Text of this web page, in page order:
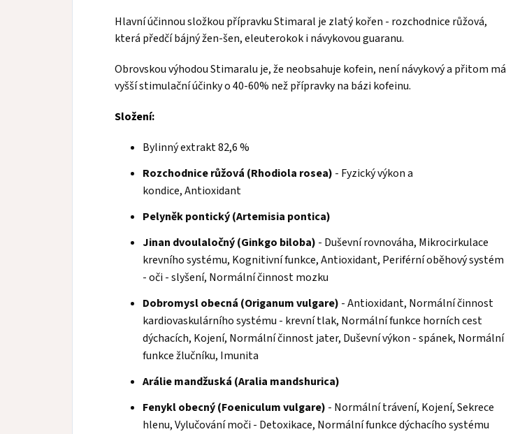
Hlavní účinnou složkou přípravku Stimaral je zlatý kořen - rozchodnice růžová,
která předčí bájný žen-šen, eleuterokok i návykovou guaranu.
Obrovskou výhodou Stimaralu je, že neobsahuje kofein, není návykový a přitom má
vyšší stimulační účinky o 40-60% než přípravky na bázi kofeinu.
Složení:
Bylinný extrakt 82,6 %
Rozchodnice růžová (Rhodiola rosea) - Fyzický výkon a
kondice, Antioxidant
Pelyněk pontický (Artemisia pontica)
Jinan dvoulaločný (Ginkgo biloba) - Duševní rovnováha, Mikrocirkulace
krevního systému, Kognitivní funkce, Antioxidant, Periférní oběhový systém
- oči - slyšení, Normální činnost mozku
Dobromysl obecná (Origanum vulgare) - Antioxidant, Normální činnost
kardiovaskulárního systému - krevní tlak, Normální funkce horních cest
dýchacích, Kojení, Normální činnost jater, Duševní výkon - spánek, Normální
funkce žlučníku, Imunita
Arálie mandžuská (Aralia mandshurica)
Fenykl obecný (Foeniculum vulgare) - Normální trávení, Kojení, Sekrece
hlenu, Vylučování moči - Detoxikace, Normální funkce dýchacího systému